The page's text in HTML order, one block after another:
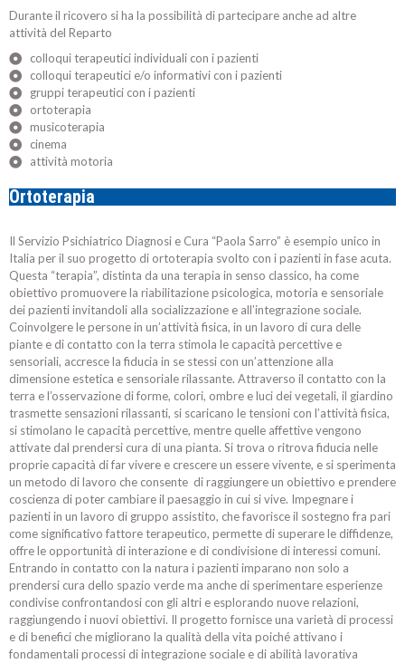
Durante il ricovero si ha la possibilità di partecipare anche ad altre
attività del Reparto
colloqui terapeutici individuali con i pazienti
colloqui terapeutici e/o informativi con i pazienti
gruppi terapeutici con i pazienti
ortoterapia
musicoterapia
cinema
attività motoria
Ortoterapia
Il Servizio Psichiatrico Diagnosi e Cura “Paola Sarro” è esempio unico in
Italia per il suo progetto di ortoterapia svolto con i pazienti in fase acuta.
Questa “terapia”, distinta da una terapia in senso classico, ha come
obiettivo promuovere la riabilitazione psicologica, motoria e sensoriale
dei pazienti invitandoli alla socializzazione e all’integrazione sociale.
Coinvolgere le persone in un’attività fisica, in un lavoro di cura delle
piante e di contatto con la terra stimola le capacità percettive e
sensoriali, accresce la fiducia in se stessi con un’attenzione alla
dimensione estetica e sensoriale rilassante. Attraverso il contatto con la
terra e l’osservazione di forme, colori, ombre e luci dei vegetali, il giardino
trasmette sensazioni rilassanti, si scaricano le tensioni con l’attività fisica,
si stimolano le capacità percettive, mentre quelle affettive vengono
attivate dal prendersi cura di una pianta. Si trova o ritrova fiducia nelle
proprie capacità di far vivere e crescere un essere vivente, e si sperimenta
un metodo di lavoro che consente di raggiungere un obiettivo e prendere
coscienza di poter cambiare il paesaggio in cui si vive. Impegnare i
pazienti in un lavoro di gruppo assistito, che favorisce il sostegno fra pari
come significativo fattore terapeutico, permette di superare le diffidenze,
offre le opportunità di interazione e di condivisione di interessi comuni.
Entrando in contatto con la natura i pazienti imparano non solo a
prendersi cura dello spazio verde ma anche di sperimentare esperienze
condivise confrontandosi con gli altri e esplorando nuove relazioni,
raggiungendo i nuovi obiettivi. Il progetto fornisce una varietà di processi
e di benefici che migliorano la qualità della vita poiché attivano i
fondamentali processi di integrazione sociale e di abilità lavorativa